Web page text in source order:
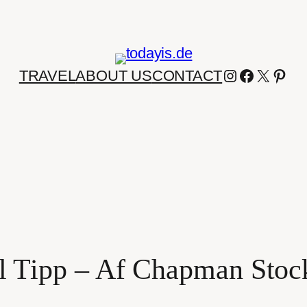
TRAVELABOUT USCONTACTINSTAGRAM
X
Tipp – Af Chapman